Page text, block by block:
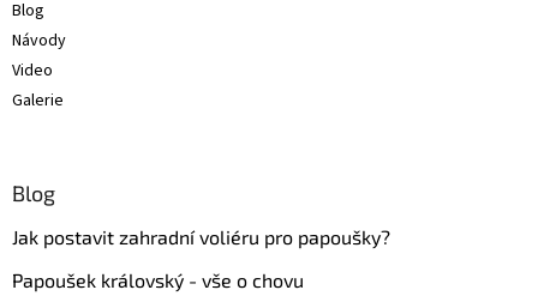
Blog
Návody
Video
Galerie
Blog
Jak postavit zahradní voliéru pro papoušky?
Papoušek královský - vše o chovu